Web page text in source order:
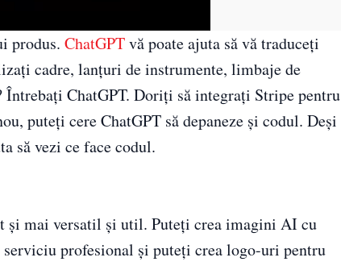
produs. ChatGPTvă poate ajuta să vă traduceți
cadre, lanțuri de instrumente, limbaje de
ChatGPT. Doriți să integrați Stripe pentru
puteți cere ChatGPT să depaneze și codul. Deși
să vezi ce face codul.
și mai versatil și util. Puteți crea imagini AI cu
profesional și puteți crea logo-uri pentru